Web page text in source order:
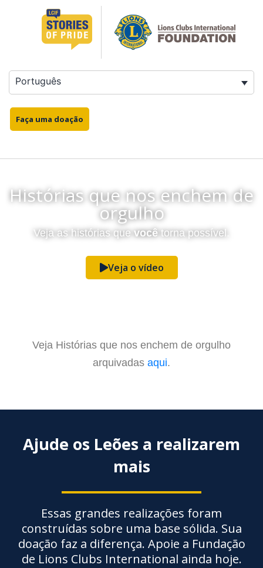
Português
Faça uma doação
Histórias que nos enchem de
orgulho
Veja as histórias que você torna possível.
Veja o vídeo
Veja Histórias que nos enchem de orgulho
arquivadas aqui.
Ajude os Leões a realizarem
mais
Essas grandes realizações foram
construídas sobre uma base sólida. Sua
doação faz a diferença. Apoie a Fundação
de Lions Clubs International ainda hoje.